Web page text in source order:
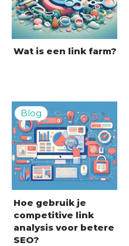
Wat is een link farm?
Hoe gebruik je
competitive link
analysis voor betere
SEO?